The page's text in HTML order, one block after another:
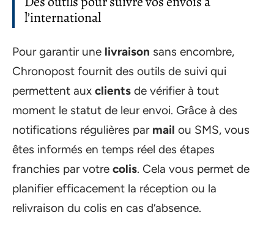
l’international
Pour garantir une livraison sans encombre,
Chronopost fournit des outils de suivi qui
permettent aux clients de vérifier à tout
moment le statut de leur envoi. Grâce à des
notifications régulières par mail ou SMS, vous
êtes informés en temps réel des étapes
franchies par votre colis. Cela vous permet de
planifier efficacement la réception ou la
relivraison du colis en cas d’absence.